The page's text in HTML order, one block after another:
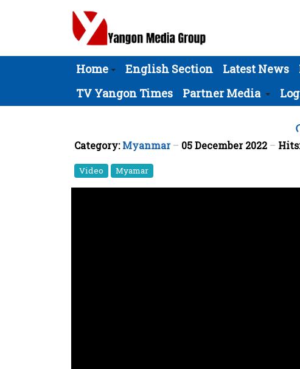
Home English Section Latest News
TV Yangon Times
Partner Media
Category:Myanmar 05 December 2022
Video Myamar